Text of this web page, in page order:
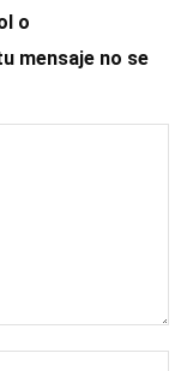
o
mensaje no se